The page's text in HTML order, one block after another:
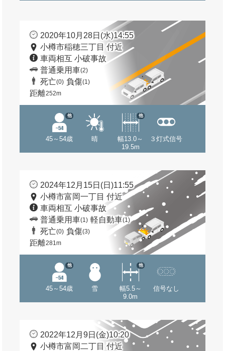
2020年10月28日(水)14:55
小樽市稲穂三丁目 付近
車両相互 小破事故
普通乗用車(2)
死亡(0) 負傷(1)
距離252m
45～54歳
他
晴
幅13.0～
19.5m
他
３灯式信号
2024年12月15日(日)11:55
小樽市富岡一丁目 付近
車両相互 小破事故
普通乗用車(1) 軽自動車(1)
死亡(0) 負傷(3)
距離281m
45～54歳
他
雪
幅5.5～
9.0m
他
信号なし
2022年12月9日(金)10:20
小樽市富岡二丁目 付近